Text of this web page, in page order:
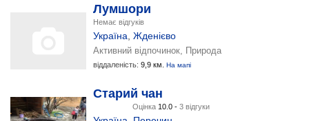
Лумшори
Немає відгуків
Україна Жденієво
Активний відпочинок, Природа
віддаленість: 9,9 км. На мапі
Старий чан
Оцінка 10.0 - 3 відгуки